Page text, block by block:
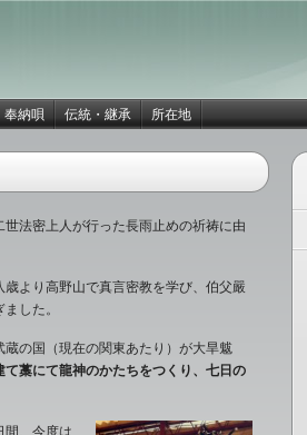
奉納唄 伝統・継承 所在地
法密上人が行った長雨止めの祈祷に由
より高野山で真言密教を学び、伯父嚴
した。
の国（現在の関東あたり）が大旱魃
藁にて龍神のかたちをつくり、七日の
間、今度は